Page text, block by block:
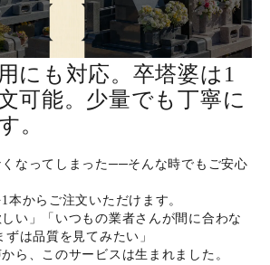
にも対応。卒塔婆は1
可能。少量でも丁寧に
。
なってしまった──そんな時でもご安心
本からご注文いただけます。
しい」「いつもの業者さんが間に合わな
は品質を見てみたい」
ら、このサービスは生まれました。